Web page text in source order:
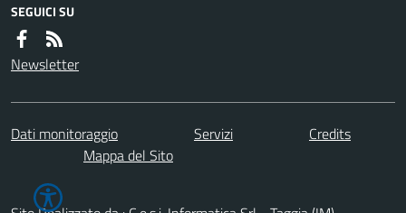
SEGUICI SU
Newsletter
Dati monitoraggio Servizi
Credits
Mappa del Sito